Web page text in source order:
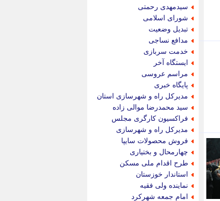
سیدمهدی رحمتی
شورای اسلامی
تبدیل وضعیت
مدافع نساجی
خدمت سربازی
ایستگاه آخر
مراسم عروسی
پایگاه خبری
مدیرکل راه و شهرسازی استان
سید محمدرضا موالی زاده
فراکسیون کارگری مجلس
مدیرکل راه و شهرسازی
فروش محصولات سایپا
چهارمحال و بختیاری
طرح اقدام ملی مسکن
استاندار خوزستان
نماینده ولی فقیه
امام جمعه شهرکرد